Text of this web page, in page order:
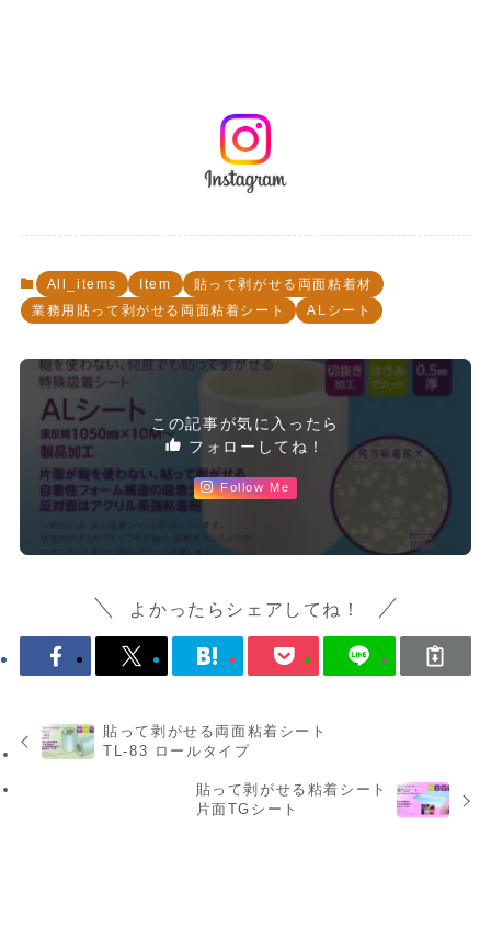
All_items Item
貼って剥がせる両面粘着材
業務用貼って剥がせる両面粘着シート
ALシート
この記事が気に入ったら
フォローしてね！
Follow Me
よかったらシェアしてね！
貼って剥がせる両面粘着シート
TL-83 ロールタイプ
貼って剥がせる粘着シート
片面TGシート